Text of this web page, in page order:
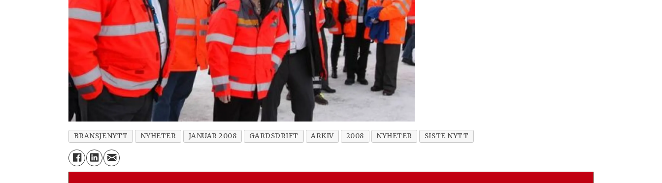
BRANSJENYTT NYHETER JANUAR 2008 GARDSDRIFT ARKIV 2008 NYHETER SISTE NYTT